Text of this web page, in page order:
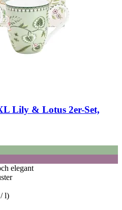
Lily & Lotus 2er-​Set,
elegant
l)